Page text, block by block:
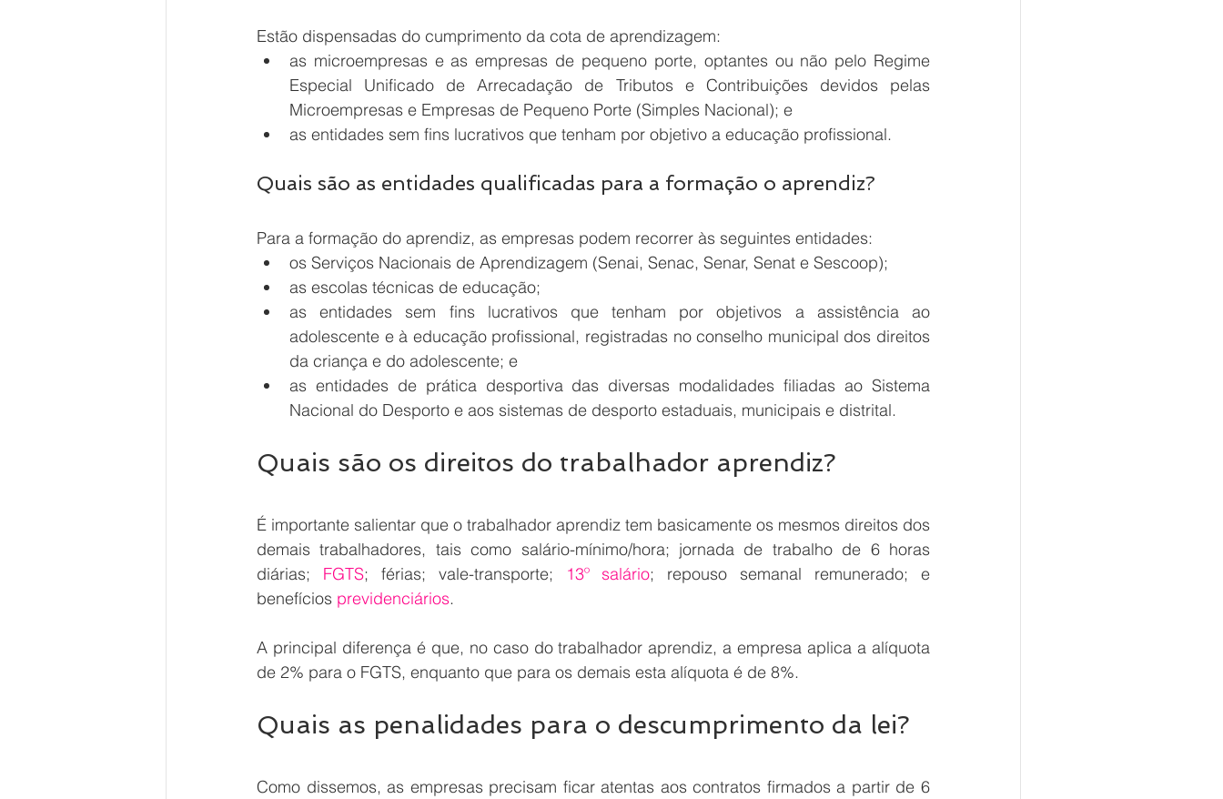
Estão dispensadas do cumprimento da cota de aprendizagem:
as microempresas e as empresas de pequeno porte, optantes ou não pelo Regime
Especial Unificado de Arrecadação de Tributos e Contribuições devidos pelas
Microempresas e Empresas de Pequeno Porte (Simples Nacional); e
as entidades sem fins lucrativos que tenham por objetivo a educação profissional.
Quais são as entidades qualificadas para a formação o aprendiz?
Para a formação do aprendiz, as empresas podem recorrer às seguintes entidades:
os Serviços Nacionais de Aprendizagem (Senai, Senac, Senar, Senat e Sescoop);
as escolas técnicas de educação;
as entidades sem fins lucrativos que tenham por objetivos a assistência ao
adolescente e à educação profissional, registradas no conselho municipal dos direitos
da criança e do adolescente; e
as entidades de prática desportiva das diversas modalidades filiadas ao Sistema
Nacional do Desporto e aos sistemas de desporto estaduais, municipais e distrital.
Quais são os direitos do trabalhador aprendiz?
É importante salientar que o trabalhador aprendiz tem basicamente os mesmos direitos dos
demais trabalhadores, tais como salário-mínimo/hora; jornada de trabalho de 6 horas
diárias; FGTS; férias; vale-transporte; 13º salário; repouso semanal remunerado; e
benefícios previdenciários.
A principal diferença é que, no caso do trabalhador aprendiz, a empresa aplica a alíquota
de 2% para o FGTS, enquanto que para os demais esta alíquota é de 8%.
Quais as penalidades para o descumprimento da lei?
Como dissemos, as empresas precisam ficar atentas aos contratos firmados a partir de 6